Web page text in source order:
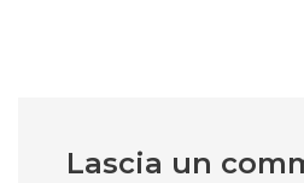
Lascia un